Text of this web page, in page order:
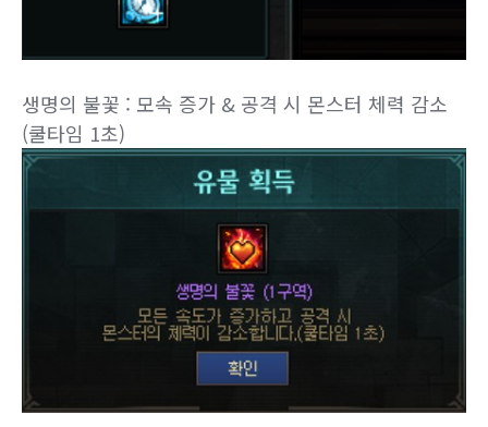
생명의 불꽃 : 모속 증가 & 공격 시 몬스터 체력 감소
(쿨타임 1초)